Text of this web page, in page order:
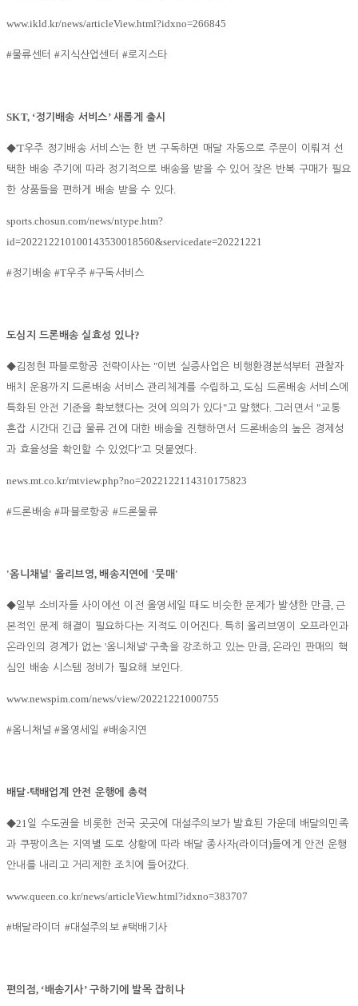
www.ikld.kr/news/articleView.html?idxno=266845
#물류센터#지식산업센터#로지스타
SKT, ‘정기배송 서비스’새롭게 출시
◆'T우주 정기배송 서비스'는 한 번 구독하면 매달 자동으로 주문이 이뤄져 선
택한 배송 주기에 따라 정기적으로 배송을 받을 수 있어 잦은 반복 구매가 필요
한 상품들을 편하게 배송 받을 수 있다.
sports.chosun.com/news/ntype.htm?
id=202212210100143530018560&servicedate=20221221
#정기배송#T우주#구독서비스
도심지 드론배송 실효성 있나?
◆김정현 파블로항공 전략이사는 "이번 실증사업은 비행환경분석부터 관찰자
배치 운용까지 드론배송 서비스 관리체계를 수립하고,도심 드론배송 서비스에
특화된 안전 기준을 확보했다는 것에 의의가 있다"고 말했다.그러면서 "교통
혼잡 시간대 긴급 물류 건에 대한 배송을 진행하면서 드론배송의 높은 경제성
과 효율성을 확인할 수 있었다"고 덧붙였다.
news.mt.co.kr/mtview.php?no=2022122114310175823
#드론배송#파블로항공 #드론물류
'옴니채널' 올리브영,배송지연에 '뭇매 '
◆일부 소비자들 사이에선 이전 올영세일 때도 비슷한 문제가 발생한 만큼, 근
본적인 문제 해결이 필요하다는 지적도 이어진다. 특히 올리브영이 오프라인과
온라인의 경계가 없는'옴니채널'구축을 강조하고 있는 만큼, 온라인 판매의 핵
심인 배송 시스템 정비가 필요해 보인다.
www.newspim.com/news/view/20221221000755
#옴니채널#올영세일 #배송지연
배달·택배업계 안전 운행에 총력
◆21일 수도권을 비롯한 전국 곳곳에 대설주의보가 발효된 가운데 배달의민족
과 쿠팡이츠는 지역별 도로 상황에 따라 배달 종사자(라이더)들에게 안전 운행
안내를 내리고 거리제한 조치에 들어갔다.
www.queen.co.kr/news/articleView.html?idxno=383707
#배달라이더 #대설주의보#택배기사
편의점, ‘배송기사’구하기에 발목 잡히나